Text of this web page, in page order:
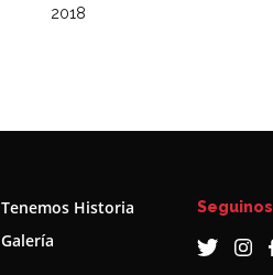
2018
Tenemos Historia
Galería
Seguinos